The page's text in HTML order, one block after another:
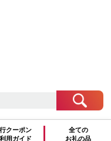
クーポン
用ガイド
全ての
お礼の品